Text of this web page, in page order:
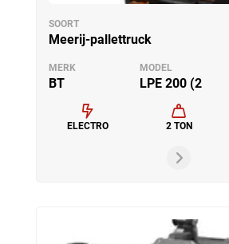
SOORT
Meerij-pallettruck
MERK
BT
MODEL
LPE 200 (2
ELECTRO 2 TON